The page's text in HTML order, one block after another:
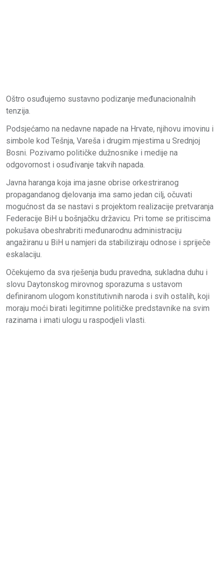
Oštro osuđujemo sustavno podizanje međunacionalnih
tenzija.
Podsjećamo na nedavne napade na Hrvate, njihovu imovinu i
simbole kod Tešnja, Vareša i drugim mjestima u Srednjoj
Bosni. Pozivamo političke dužnosnike i medije na
odgovornost i osuđivanje takvih napada.
Javna haranga koja ima jasne obrise orkestriranog
propagandanog djelovanja ima samo jedan cilj, očuvati
mogućnost da se nastavi s projektom realizacije pretvaranja
Federacije BiH u bošnjačku državicu. Pri tome se pritiscima
pokušava obeshrabriti međunarodnu administraciju
angažiranu u BiH u namjeri da stabiliziraju odnose i spriječe
eskalaciju.
Očekujemo da sva rješenja budu pravedna, sukladna duhu i
slovu Daytonskog mirovnog sporazuma s ustavom
definiranom ulogom konstitutivnih naroda i svih ostalih, koji
moraju moći birati legitimne političke predstavnike na svim
razinama i imati ulogu u raspodjeli vlasti.